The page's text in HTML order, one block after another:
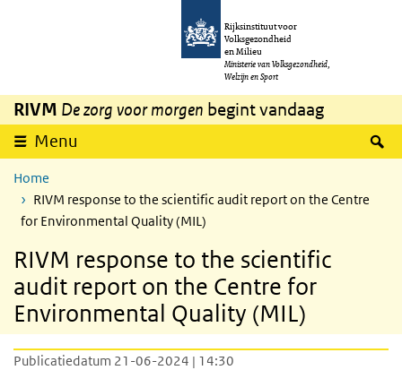
Overslaan en naar de inhoud gaan
Rijksinstituut voor
Volksgezondheid
en Milieu
Ministerie van Volksgezondheid,
Welzijn en Sport
RIVM De zorg voor morgen begint vandaag
Menu
Home
RIVM response to the scientific audit report on the Centre
for Environmental Quality (MIL)
RIVM response to the scientific
audit report on the Centre for
Environmental Quality (MIL)
Publicatiedatum 21-06-2024 | 14:30